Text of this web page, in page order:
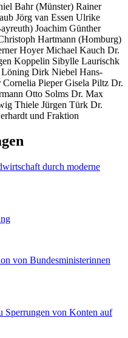
Bahr (Münster) Rainer
Jörg van Essen Ulrike
Joachim Günther
Hartmann (Homburg)
Hoyer Michael Kauch Dr.
Koppelin Sibylle Laurischk
Dirk Niebel Hans-
Pieper Gisela Piltz Dr.
Otto Solms Dr. Max
Thiele Jürgen Türk Dr.
und Fraktion
durch moderne
von Bundesministerinnen
Sperrungen von Konten auf